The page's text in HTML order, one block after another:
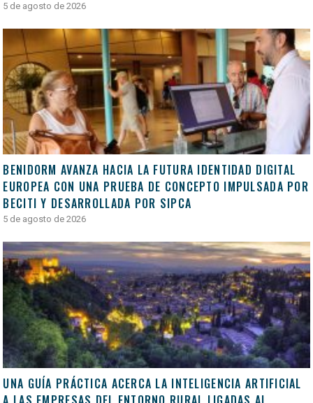
5 de agosto de 2026
BENIDORM AVANZA HACIA LA FUTURA IDENTIDAD DIGITAL
EUROPEA CON UNA PRUEBA DE CONCEPTO IMPULSADA POR
BECITI Y DESARROLLADA POR SIPCA
5 de agosto de 2026
UNA GUÍA PRÁCTICA ACERCA LA INTELIGENCIA ARTIFICIAL